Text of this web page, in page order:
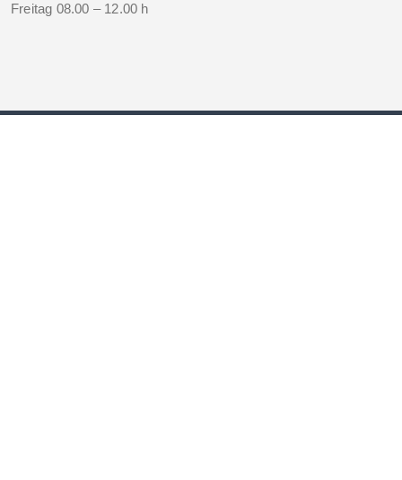
Freitag 08.00 – 12.00 h